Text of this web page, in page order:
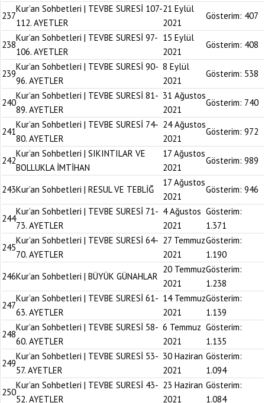
237
Kur’an Sohbetleri | TEVBE SURESİ 107-
112. AYETLER
21 Eylül
2021
Gösterim: 407
238
Kur’an Sohbetleri | TEVBE SURESİ 97-
106. AYETLER
15 Eylül
2021
Gösterim: 408
239
Kur’an Sohbetleri | TEVBE SURESİ 90-
96. AYETLER
8 Eylül
2021
Gösterim: 538
240
Kur’an Sohbetleri | TEVBE SURESİ 81-
89. AYETLER
31 Ağustos
2021
Gösterim: 740
241
Kur’an Sohbetleri | TEVBE SURESİ 74-
80. AYETLER
24 Ağustos
2021
Gösterim: 972
242
Kur’an Sohbetleri | SIKINTILAR VE
BOLLUKLA İMTİHAN
17 Ağustos
2021
Gösterim: 989
243Kur’an Sohbetleri | RESUL VE TEBLİĞ
17 Ağustos
2021
Gösterim: 946
244
Kur’an Sohbetleri | TEVBE SURESİ 71-
73. AYETLER
4 Ağustos
2021
Gösterim:
1.371
245
Kur’an Sohbetleri | TEVBE SURESİ 64-
70. AYETLER
27 Temmuz
2021
Gösterim:
1.190
246Kur’an Sohbetleri | BÜYÜK GÜNAHLAR
20 Temmuz
2021
Gösterim:
1.238
247
Kur’an Sohbetleri | TEVBE SURESİ 61-
63. AYETLER
14 Temmuz
2021
Gösterim:
1.139
248
Kur’an Sohbetleri | TEVBE SURESİ 58-
60. AYETLER
6 Temmuz
2021
Gösterim:
1.135
249
Kur’an Sohbetleri | TEVBE SURESİ 53-
57. AYETLER
30 Haziran
2021
Gösterim:
1.094
250
Kur’an Sohbetleri | TEVBE SURESİ 43-
52. AYETLER
23 Haziran
2021
Gösterim:
1.084